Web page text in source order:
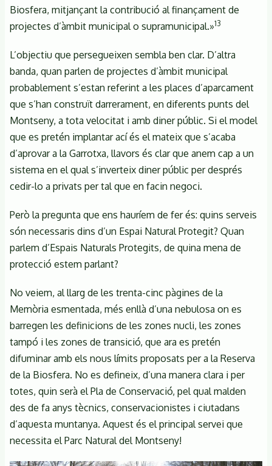
Biosfera, mitjançant la contribució al finançament de
projectes d’àmbit municipal o supramunicipal.»13
L’objectiu que persegueixen sembla ben clar. D’altra
banda, quan parlen de projectes d’àmbit municipal
probablement s’estan referint a les places d’aparcament
que s’han construït darrerament, en diferents punts del
Montseny, a tota velocitat i amb diner públic. Si el model
que es pretén implantar ací és el mateix que s’acaba
d’aprovar a la Garrotxa, llavors és clar que anem cap a un
sistema en el qual s’inverteix diner públic per després
cedir-lo a privats per tal que en facin negoci.
Però la pregunta que ens hauríem de fer és: quins serveis
són necessaris dins d’un Espai Natural Protegit? Quan
parlem d’Espais Naturals Protegits, de quina mena de
protecció estem parlant?
No veiem, al llarg de les trenta-cinc pàgines de la
Memòria esmentada, més enllà d’una nebulosa on es
barregen les definicions de les zones nucli, les zones
tampó i les zones de transició, que ara es pretén
difuminar amb els nous límits proposats per a la Reserva
de la Biosfera. No es defineix, d’una manera clara i per
totes, quin serà el Pla de Conservació, pel qual malden
des de fa anys tècnics, conservacionistes i ciutadans
d’aquesta muntanya. Aquest és el principal servei que
necessita el Parc Natural del Montseny!